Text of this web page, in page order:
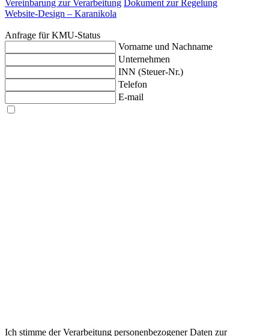
Vereinbarung zur Verarbeitung Dokument zur Regelung
Website-Design – Karanikola
Anfrage für KMU-Status
Vorname und Nachname
Unternehmen
INN (Steuer-Nr.)
Telefon
E-mail
Ich stimme der Verarbeitung personenbezogener Daten zur